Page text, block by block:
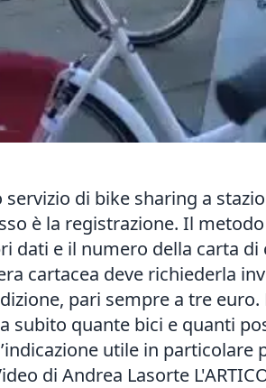
di bike sharing a
è la registrazione. Il
dati e il numero della carta
cartacea deve richiederla
pari sempre a tre
subito quante bici e quanti
utile in
di Andrea Lasorte